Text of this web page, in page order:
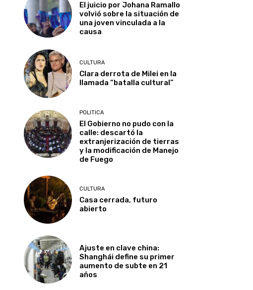
El juicio por Johana Ramallo
volvió sobre la situación de
una joven vinculada a la
causa
CULTURA
Clara derrota de Milei en la
llamada “batalla cultural”
POLITICA
El Gobierno no pudo con la
calle: descartó la
extranjerización de tierras
y la modificación de Manejo
de Fuego
CULTURA
Casa cerrada, futuro
abierto
Ajuste en clave china:
Shanghái define su primer
aumento de subte en 21
años